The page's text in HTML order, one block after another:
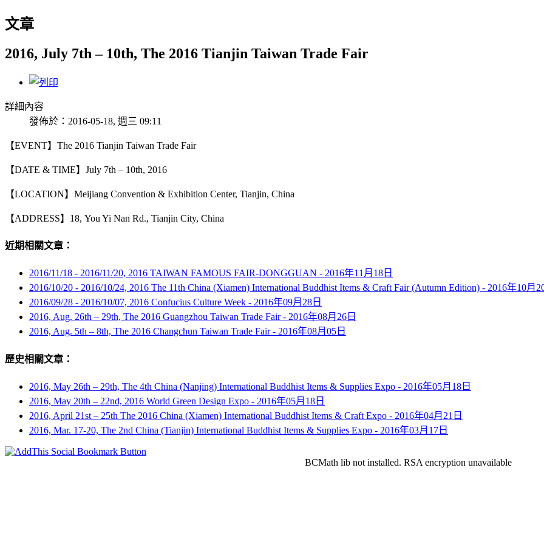
文章
2016, July 7th – 10th, The 2016 Tianjin Taiwan Trade Fair
詳細內容
發佈於：2016-05-18, 週三 09:11
【EVENT】The 2016 Tianjin Taiwan Trade Fair
【DATE & TIME】July 7th – 10th, 2016
【LOCATION】Meijiang Convention & Exhibition Center, Tianjin, China
【ADDRESS】18, You Yi Nan Rd., Tianjin City, China
近期相關文章：
2016/11/18 - 2016/11/20, 2016 TAIWAN FAMOUS FAIR-DONGGUAN - 2016年11月18日
2016/10/20 - 2016/10/24, 2016 The 11th China (Xiamen) International Buddhist Items & Craft Fair (Autumn Edition) - 2016年10月
2016/09/28 - 2016/10/07, 2016 Confucius Culture Week - 2016年09月28日
2016, Aug. 26th – 29th, The 2016 Guangzhou Taiwan Trade Fair - 2016年08月26日
2016, Aug. 5th – 8th, The 2016 Changchun Taiwan Trade Fair - 2016年08月05日
歷史相關文章：
2016, May 26th – 29th, The 4th China (Nanjing) International Buddhist Items & Supplies Expo - 2016年05月18日
2016, May 20th – 22nd, 2016 World Green Design Expo - 2016年05月18日
2016, April 21st – 25th The 2016 China (Xiamen) International Buddhist Items & Craft Expo - 2016年04月21日
2016, Mar. 17-20, The 2nd China (Tianjin) International Buddhist Items & Supplies Expo - 2016年03月17日
BCMath lib not installed. RSA encryption unavailable